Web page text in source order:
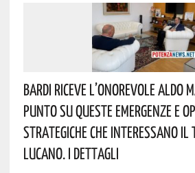
Bardi Riceve L’onorevole Aldo
Punto Su Queste Emergenze E
Strategiche Che Interessano
Lucano. I Dettagli